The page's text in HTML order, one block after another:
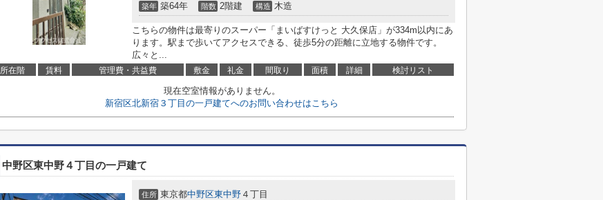
築年 築64年 階数 2階建 構造 木造
こちらの物件は最寄りのスーパー「まいばすけっと 大久保店」が334m以内にあ
ります。駅まで歩いてアクセスできる、徒歩5分の距離に立地する物件です。
広々と...
所在階 賃料 管理費・共益費 敷金 礼金 間取り 面積 詳細 検討リスト
現在空室情報がありません。
新宿区北新宿３丁目の一戸建てへのお問い合わせはこちら
中野区東中野４丁目の一戸建て
住所 東京都中野区東中野 ４丁目